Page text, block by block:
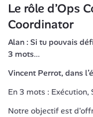
Le rôle d’Ops
Coordinator
Alan : Si tu pouvais
3 mots...
Vincent Perrot, dans
En 3 mots :
Notre objectif est